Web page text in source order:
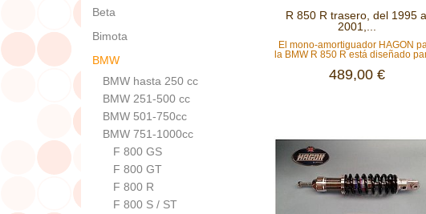
Beta
Bimota
BMW
BMW hasta 250 cc
BMW 251-500 cc
BMW 501-750cc
BMW 751-1000cc
F 800 GS
F 800 GT
F 800 R
F 800 S / ST
R 850 R trasero, del 1995
2001,...
El mono-amortiguador HAGON
la BMW R 850 R está diseñado
489,00 €